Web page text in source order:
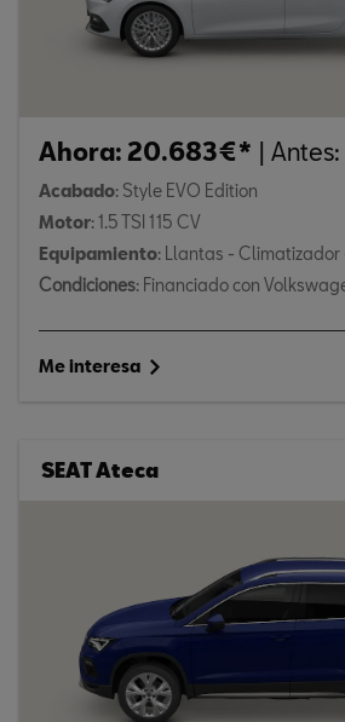
Ahora: 20.683€* |
Acabado: Style EVO Edition
Motor: 1.5 TSI 115 CV
Equipamiento: Llantas - Climatizador
Condiciones: Financiado con
Me interesa
SEAT Ateca